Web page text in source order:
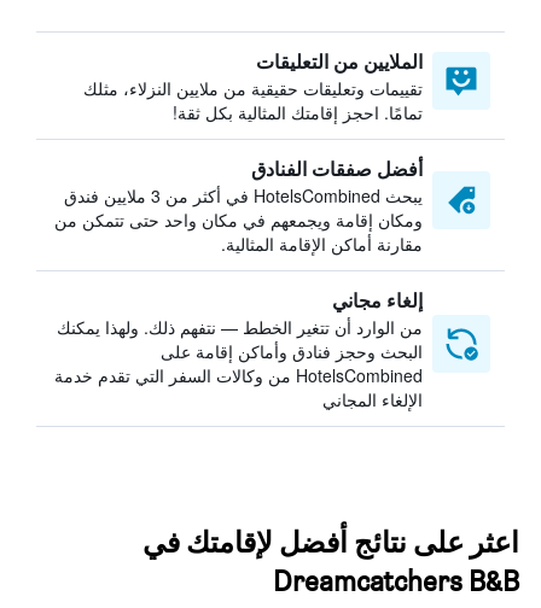
الملايين من التعليقات
تقييمات وتعليقات حقيقية من ملايين النزلاء، مثلك
تمامًا. احجز إقامتك المثالية بكل ثقة!
أفضل صفقات الفنادق
يبحث HotelsCombined في أكثر من 3 ملايين فندق
ومكان إقامة ويجمعهم في مكان واحد حتى تتمكن من
مقارنة أماكن الإقامة المثالية.
إلغاء مجاني
من الوارد أن تتغير الخطط — نتفهم ذلك. ولهذا يمكنك
البحث وحجز فنادق وأماكن إقامة على
HotelsCombined من وكالات السفر التي تقدم خدمة
الإلغاء المجاني
اعثر على نتائج أفضل لإقامتك في
Dreamcatchers B&B